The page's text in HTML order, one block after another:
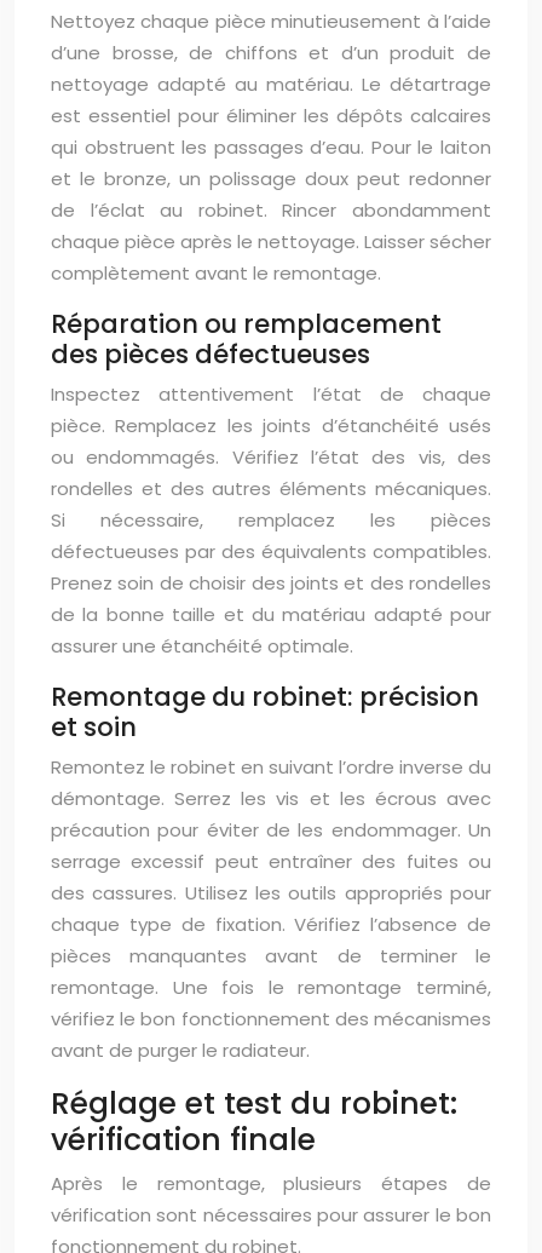
Nettoyez chaque pièce minutieusement à l’aide
d’une brosse, de chiffons et d’un produit de
nettoyage adapté au matériau. Le détartrage
est essentiel pour éliminer les dépôts calcaires
qui obstruent les passages d’eau. Pour le laiton
et le bronze, un polissage doux peut redonner
de l’éclat au robinet. Rincer abondamment
chaque pièce après le nettoyage. Laisser sécher
complètement avant le remontage.
Réparation ou remplacement
des pièces défectueuses
Inspectez attentivement l’état de chaque
pièce. Remplacez les joints d’étanchéité usés
ou endommagés. Vérifiez l’état des vis, des
rondelles et des autres éléments mécaniques.
Si nécessaire, remplacez les pièces
défectueuses par des équivalents compatibles.
Prenez soin de choisir des joints et des rondelles
de la bonne taille et du matériau adapté pour
assurer une étanchéité optimale.
Remontage du robinet: précision
et soin
Remontez le robinet en suivant l’ordre inverse du
démontage. Serrez les vis et les écrous avec
précaution pour éviter de les endommager. Un
serrage excessif peut entraîner des fuites ou
des cassures. Utilisez les outils appropriés pour
chaque type de fixation. Vérifiez l’absence de
pièces manquantes avant de terminer le
remontage. Une fois le remontage terminé,
vérifiez le bon fonctionnement des mécanismes
avant de purger le radiateur.
Réglage et test du robinet:
vérification finale
Après le remontage, plusieurs étapes de
vérification sont nécessaires pour assurer le bon
fonctionnement du robinet.